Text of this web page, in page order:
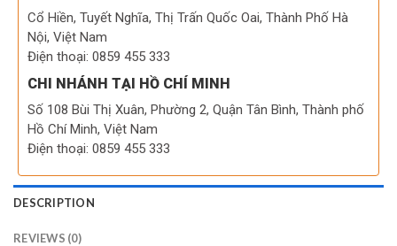
Cổ Hiền, Tuyết Nghĩa, Thị Trấn Quốc Oai, Thành Phố Hà
Nội, Việt Nam
Điện thoại: 0859 455 333
CHI NHÁNH TẠI HỒ CHÍ MINH
Số 108 Bùi Thị Xuân, Phường 2, Quận Tân Bình, Thành phố
Hồ Chí Minh, Việt Nam
Điện thoại: 0859 455 333
DESCRIPTION
REVIEWS (0)